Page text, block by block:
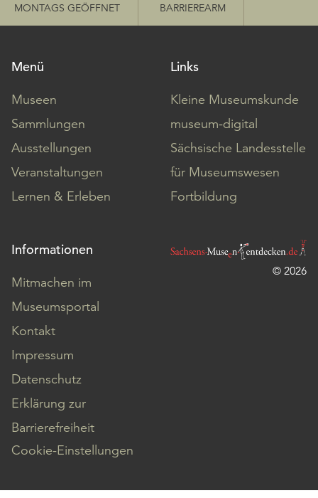
MONTAGS GEÖFFNET BARRIEREARM
Menü
Museen
Sammlungen
Ausstellungen
Veranstaltungen
Lernen & Erleben
Links
Kleine Museumskunde
museum-digital
Sächsische Landesstelle
für Museumswesen
Fortbildung
Informationen
Mitmachen im
Museumsportal
Kontakt
Impressum
Datenschutz
Erklärung zur
Barrierefreiheit
Cookie-Einstellungen
© 2026